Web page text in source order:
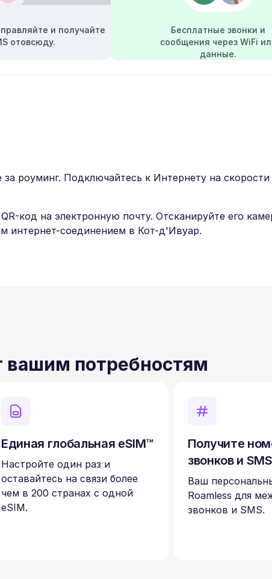
и получайте
отовсюду.
Бесплатные звонки и
сообщения через WiFi
данные.
роуминг. Подключайтесь к Интернету на скорости
код на электронную почту. Отсканируйте его
интернет-соединением в Кот-д'Ивуар.
вашим потребностям
Единая глобальная eSIM™
Настройте один раз и
оставайтесь на связи более
чем в 200 странах с одной
eSIM.
Получите
звонков и SMS
Ваш
Roamless для
звонков и SMS.